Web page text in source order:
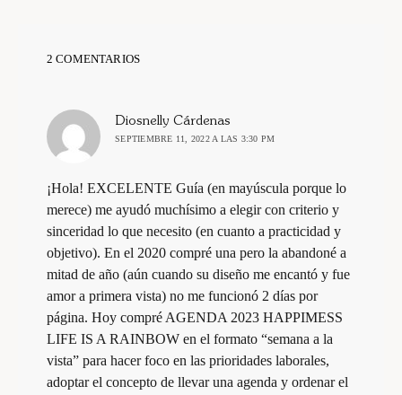
2 COMENTARIOS
Diosnelly Cárdenas
SEPTIEMBRE 11, 2022 A LAS 3:30 PM
¡Hola! EXCELENTE Guía (en mayúscula porque lo
merece) me ayudó muchísimo a elegir con criterio y
sinceridad lo que necesito (en cuanto a practicidad y
objetivo). En el 2020 compré una pero la abandoné a
mitad de año (aún cuando su diseño me encantó y fue
amor a primera vista) no me funcionó 2 días por
página. Hoy compré AGENDA 2023 HAPPIMESS
LIFE IS A RAINBOW en el formato “semana a la
vista” para hacer foco en las prioridades laborales,
adoptar el concepto de llevar una agenda y ordenar el